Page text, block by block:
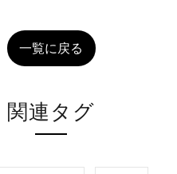
一覧に戻る
関連タグ